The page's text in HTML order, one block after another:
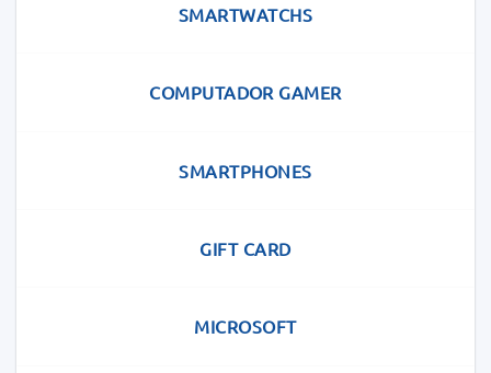
SMARTWATCHS
COMPUTADOR GAMER
SMARTPHONES
GIFT CARD
MICROSOFT